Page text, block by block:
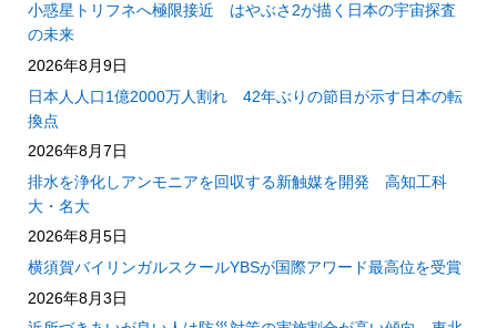
小惑星トリフネへ極限接近 はやぶさ2が描く日本の宇宙探査
の未来
2026年8月9日
日本人人口1億2000万人割れ 42年ぶりの節目が示す日本の転
換点
2026年8月7日
排水を浄化しアンモニアを回収する新触媒を開発 高知工科
大・名大
2026年8月5日
横須賀バイリンガルスクールYBSが国際アワード最高位を受賞
2026年8月3日